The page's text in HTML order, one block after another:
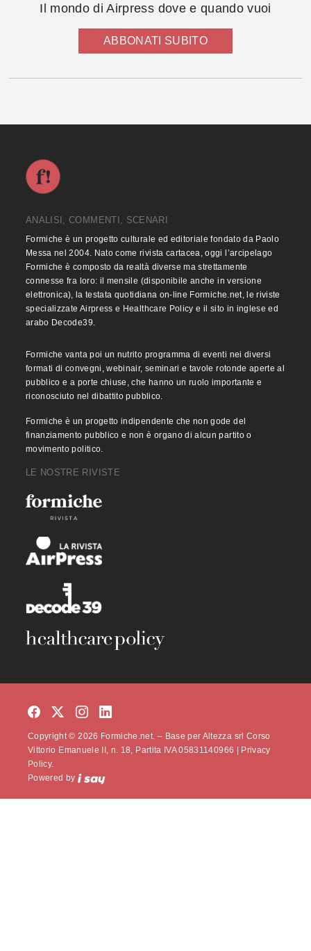
Il mondo di Airpress dove e quando vuoi
ABBONATI SUBITO
ANALISI, COMMENTI, SCENARI
Formiche è un progetto culturale ed editoriale fondato da Paolo
Messa nel 2004. Nato come rivista cartacea, oggi l’arcipelago
Formiche è composto da realtà diverse ma strettamente
connesse fra loro: il mensile (disponibile anche in versione
elettronica), la testata quotidiana on-line Formiche.net, le riviste
specializzate Airpress e Healthcare Policy e il sito in inglese ed
arabo Decode39.
Formiche vanta poi un nutrito programma di eventi nei diversi
formati di convegni, webinair, seminari e tavole rotonde aperte al
pubblico e a porte chiuse, che hanno un ruolo importante e
riconosciuto nel dibattito pubblico.
Formiche è un progetto indipendente che non gode del
finanziamento pubblico e non è organo di alcun partito o
movimento politico.
LE NOSTRE RIVISTE
Copyright © 2026 Formiche.net. – Base per Altezza srl Corso
Vittorio Emanuele II, n. 18, Partita IVA 05831140966 |
Privacy
Policy.
Powered by